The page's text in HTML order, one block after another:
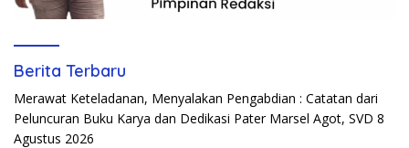
Berita Terbaru
Merawat Keteladanan, Menyalakan Pengabdian : Catatan dari
Peluncuran Buku Karya dan Dedikasi Pater Marsel Agot, SVD 8
Agustus 2026